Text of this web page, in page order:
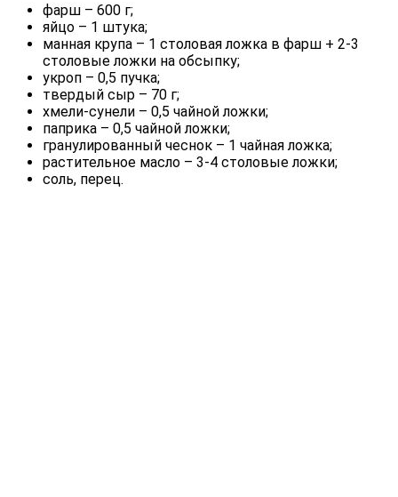
фарш – 600 г;
яйцо – 1 штука;
манная крупа – 1 столовая ложка в фарш + 2-3
столовые ложки на обсыпку;
укроп – 0,5 пучка;
твердый сыр – 70 г;
хмели-сунели – 0,5 чайной ложки;
паприка – 0,5 чайной ложки;
гранулированный чеснок – 1 чайная ложка;
растительное масло – 3-4 столовые ложки;
соль, перец.